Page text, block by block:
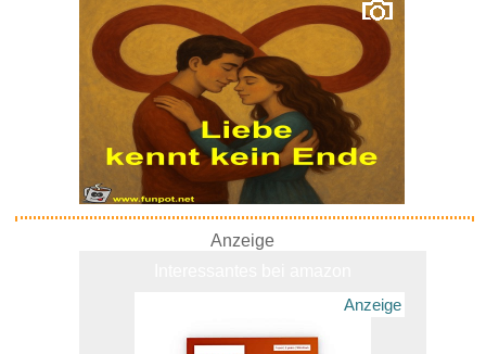
512GB Micro-SD-Karte,
Hochgesc...
Anzeige
Anzeige
Anzeige